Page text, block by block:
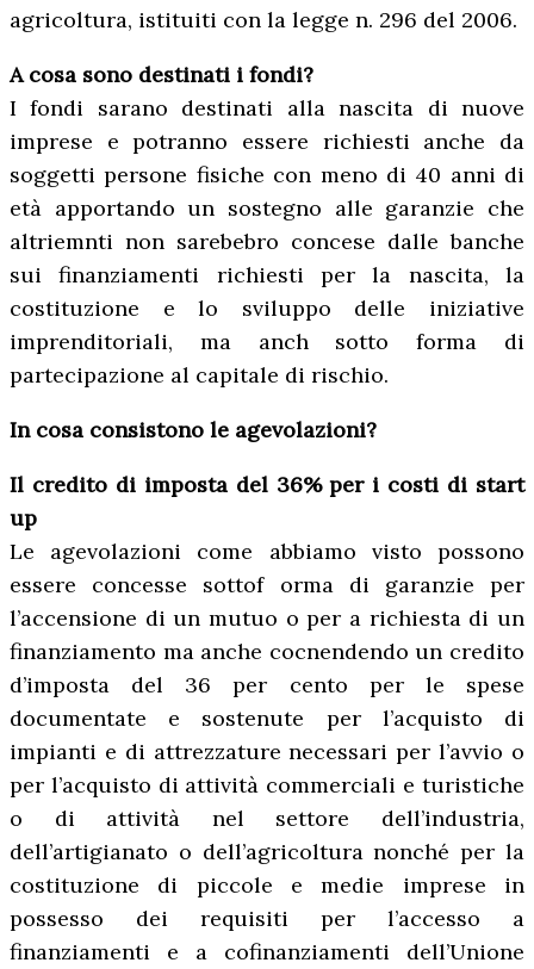
agricoltura, istituiti con la legge n. 296 del 2006.
A cosa sono destinati i fondi?
I fondi sarano destinati alla nascita di nuove
imprese e potranno essere richiesti anche da
soggetti persone fisiche con meno di 40 anni di
età apportando un sostegno alle garanzie che
altriemnti non sarebebro concese dalle banche
sui finanziamenti richiesti per la nascita, la
costituzione e lo sviluppo delle iniziative
imprenditoriali, ma anch sotto forma di
partecipazione al capitale di rischio.
In cosa consistono le agevolazioni?
Il credito di imposta del 36% per i costi di start
up
Le agevolazioni come abbiamo visto possono
essere concesse sottof orma di garanzie per
l’accensione di un mutuo o per a richiesta di un
finanziamento ma anche cocnendendo un credito
d’imposta del 36 per cento per le spese
documentate e sostenute per l’acquisto di
impianti e di attrezzature necessari per l’avvio o
per l’acquisto di attività commerciali e turistiche
o di attività nel settore dell’industria,
dell’artigianato o dell’agricoltura nonché per la
costituzione di piccole e medie imprese in
possesso dei requisiti per l’accesso a
finanziamenti e a cofinanziamenti dell’Unione